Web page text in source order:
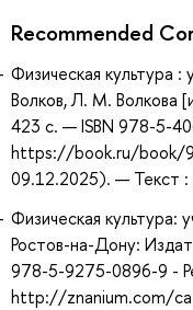
Recommended
Физическая культура
Волков, Л. М. Волкова
423 с. — ISBN 978-5-
https://book.ru/book/
09.12.2025). — Текст :
Физическая
Ростов-на-Дону:
978-5-9275-0896-9 -
http://znanium.com/